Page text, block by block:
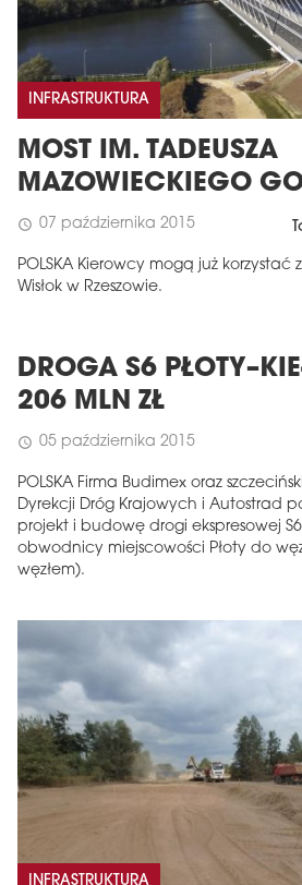
INFRASTRUKTURA
MOST IM. TADEUSZA
MAZOWIECKIEGO
schedule 07 października 2015
POLSKA Kierowcy mogą już korzystać
Wisłok w Rzeszowie.
DROGA S6
206 MLN ZŁ
schedule 05 października 2015
POLSKA Firma Budimex oraz
Dyrekcji Dróg Krajowych i Autostrad
projekt i budowę drogi ekspresowej
obwodnicy miejscowości Płoty do
węzłem).
INFRASTRUKTURA